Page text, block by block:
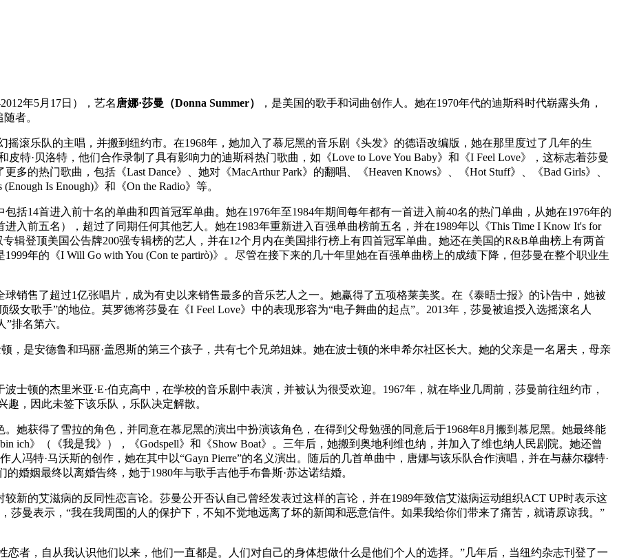
年5月17日），艺名 唐娜·莎曼（Donna Summer）
，是美国的歌手和词曲创作人。她在1970年代的迪斯科时代崭露头角，
者。
滚乐队的主唱，并搬到纽约市。在1968年，她加入了慕尼黑的音乐剧《头发》的德语改编版，她在那里度过了几年的生
特·贝洛特，他们合作录制了具有影响力的迪斯科热门歌曲，如《Love to Love You Baby》和《I Feel Love》，这标志着莎曼
的热门歌曲，包括《Last Dance》、她对《MacArthur Park》的翻唱、《Heaven Knows》、《Hot Stuff》、《Bad Girls》、
Is Enough)》和《On the Radio》等。
括14首进入前十名的单曲和四首冠军单曲。她在1976年至1984年期间每年都有一首进入前40名的热门单曲，从她在1976年的
入前五名），超过了同期任何其他艺人。她在1983年重新进入百强单曲榜前五名，并在1989年以《This Time I Know It's for
辑登顶美国公告牌200强专辑榜的艺人，并在12个月内在美国排行榜上有四首冠军单曲。她还在美国的R&B单曲榜上有两首
年的《I Will Go with You (Con te partirò)》。尽管在接下来的几十年里她在百强单曲榜上的成绩下降，但莎曼在整个职业生
销售了超过1亿张唱片，成为有史以来销售最多的音乐艺人之一。她赢得了五项格莱美奖。在《泰晤士报》的讣告中，她被
女歌手”的地位。莫罗德将莎曼在《I Feel Love》中的表现形容为“电子舞曲的起点”。2013年，莎曼被追授入选摇滚名人
排名第六。
，是安德鲁和玛丽·盖恩斯的第三个孩子，共有七个兄弟姐妹。她在波士顿的米申希尔社区长大。她的父亲是一名屠夫，母亲
士顿的杰里米亚·E·伯克高中，在学校的音乐剧中表演，并被认为很受欢迎。1967年，就在毕业几周前，莎曼前往纽约市，
，因此未签下该乐队，乐队决定解散。
她获得了雪拉的角色，并同意在慕尼黑的演出中扮演该角色，在得到父母勉强的同意后于1968年8月搬到慕尼黑。她最终能
ich》（《我是我》），《Godspell》和《Show Boat》。三年后，她搬到奥地利维也纳，并加入了维也纳人民剧院。她还曾
冯特·马沃斯的创作，她在其中以“Gayn Pierre”的名义演出。随后的几首单曲中，唐娜与该乐队合作演唱，并在与赫尔穆特·
婚姻最终以离婚告终，她于1980年与歌手吉他手布鲁斯·苏达诺结婚。
新的艾滋病的反同性恋言论。莎曼公开否认自己曾经发表过这样的言论，并在1989年致信艾滋病运动组织ACT UP时表示这
莎曼表示，“我在我周围的人的保护下，不知不觉地远离了坏的新闻和恶意信件。如果我给你们带来了痛苦，就请原谅我。”
恋者，自从我认识他们以来，他们一直都是。人们对自己的身体想做什么是他们个人的选择。”几年后，当纽约杂志刊登了一